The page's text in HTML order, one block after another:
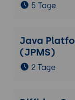
5 Tage
Java
(JPMS)
2 Tage